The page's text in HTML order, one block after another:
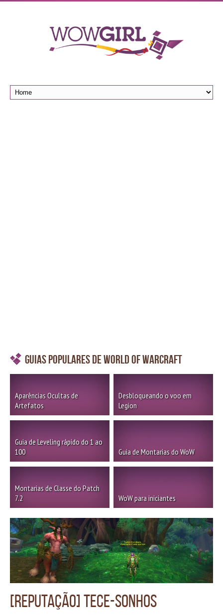
Guias Populares de World of Warcraft
Aparências Ocultas de
Artefatos
Desbloqueando o voo em
Legion
Guia de Leveling rápido do 1 ao
100
Guia de Montarias do WoW
Montarias de Classe do Patch
7.2
WoW para iniciantes
[Reputação] Tece-sonhos